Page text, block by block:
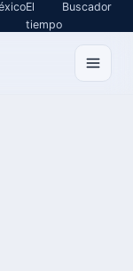
El
tiempo
Buscador